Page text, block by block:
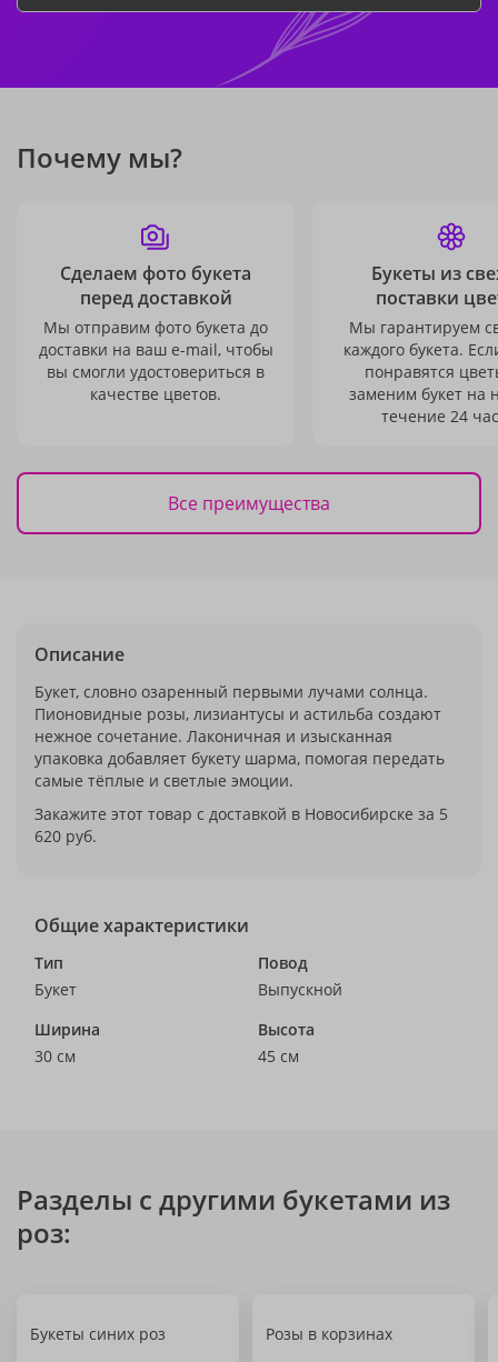
Почему мы?
Сделаем фото букета
перед доставкой
Мы отправим фото букета до
доставки на ваш e-mail, чтобы
вы смогли удостовериться в
качестве цветов.
Букеты из
поставки
Мы гарантируем
каждого букета.
понравятся
заменим букет на
течение 24
Все преимущества
Описание
Букет, словно озаренный первыми лучами солнца.
Пионовидные розы, лизиантусы и астильба создают
нежное сочетание. Лаконичная и изысканная
упаковка добавляет букету шарма, помогая передать
самые тёплые и светлые эмоции.
Закажите этот товар с доставкой в Новосибирске за 5
620 руб.
Общие характеристики
Тип
Букет
Повод
Выпускной
Ширина
30 см
Высота
45 см
Разделы с другими букетами из
роз:
Букеты синих роз Розы в корзинах